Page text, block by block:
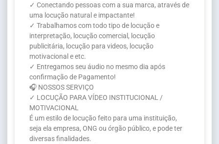
✓ Conectando pessoas com a sua marca, através de
uma locução natural e impactante!
✓ Trabalhamos com todo tipo de locução e
interpretação, locução comercial, locução
publicitária, locução para videos, locução
motivacional e etc.
✓ Entregamos seu áudio no mesmo dia após
confirmação de Pagamento!
🎧 NOSSOS SERVIÇO
✓ LOCUÇÃO PARA VÍDEO INSTITUCIONAL /
MOTIVACIONAL
É um estilo de locução feito para uma instituição,
seja ela empresa, ONG ou órgão público, e pode ter
diversas finalidades.